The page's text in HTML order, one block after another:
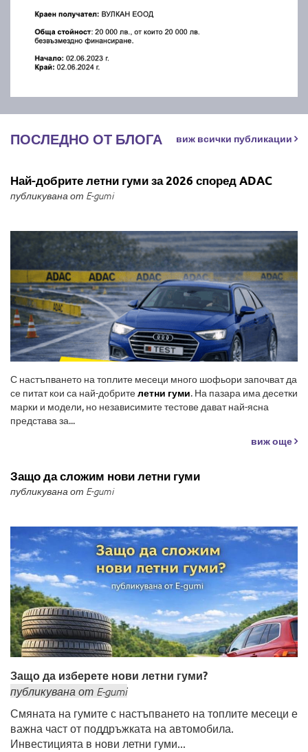
ПОСЛЕДНО ОТ БЛОГА виж всички публикации
Най-добрите летни гуми за 2026 според ADAC
публикувана от E-gumi
С настъпването на топлите месеци много шофьори започват да
се питат кои са най-добрителетни гуми. На пазара има десетки
марки и модели, но независимите тестове дават най-ясна
представа за...
виж още
Защо да сложим нови летни гуми
публикувана от E-gumi
Защо да изберете нови летни гуми?
публикувана от E-gumi
Смяната на гумите с настъпването на топлите месеци е
важна част от поддръжката на автомобила.
Инвестицията в нови летни гуми...